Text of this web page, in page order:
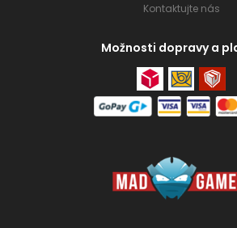
Kontaktujte nás
Možnosti dopravy a